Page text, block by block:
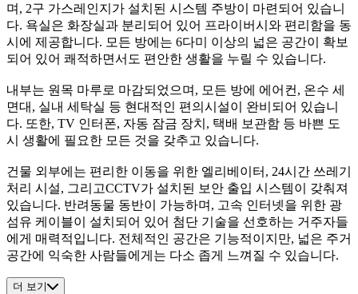
며, 2구 가스레인지가 설치된 시스템 주방이 마련되어 있습니
다. 욕실은 화장실과 분리되어 있어 프라이버시와 편리함을 동
시에 제공합니다. 모든 방에는 6다미 이상의 넓은 공간이 확보
되어 있어 쾌적하면서도 편안한 생활을 누릴 수 있습니다.
내부는 원목 마루로 마감되었으며, 모든 방에 에어컨, 온수 세
면대, 실내 세탁실 등 현대적인 편의시설이 완비되어 있습니
다. 또한, TV 인터폰, 자동 잠금 장치, 택배 보관함 등 바쁜 도
시 생활에 필요한 모든 것을 갖추고 있습니다.
건물 외부에는 편리한 이동을 위한 엘리베이터, 24시간 쓰레기
처리 시설, 그리고CCTV가 설치된 보안 출입 시스템이 갖춰져
있습니다. 반려동물 동반이 가능하며, 고속 인터넷을 위한 광
섬유 케이블이 설치되어 있어 첨단 기술을 선호하는 거주자들
에게 매력적입니다. 전체적인 공간은 기능적이지만, 넓은 주거
공간에 익숙한 사람들에게는 다소 좁게 느껴질 수 있습니다.
더 보기